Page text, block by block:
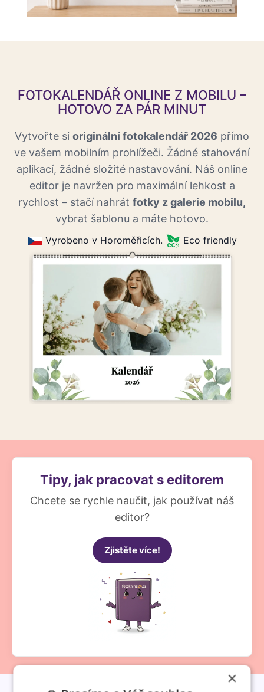
FOTOKALENDÁŘ ONLINE Z MOBILU –
HOTOVO ZA PÁR MINUT
Vytvořte si originální fotokalendář 2026 přímo
ve vašem mobilním prohlížeči. Žádné stahování
aplikací, žádné složité nastavování. Náš online
editor je navržen pro maximální lehkost a
rychlost – stačí nahrát fotky z galerie mobilu,
vybrat šablonu a máte hotovo.
Vyrobeno v Horoměřicích. Eco friendly
Tipy, jak pracovat s editorem
Chcete se rychle naučit, jak používat náš
editor?
Zjistěte více!
×